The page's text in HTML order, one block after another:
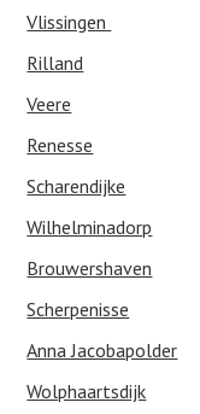
Vlissingen
Rilland
Veere
Renesse
Scharendijke
Wilhelminadorp
Brouwershaven
Scherpenisse
Anna Jacobapolder
Wolphaartsdijk